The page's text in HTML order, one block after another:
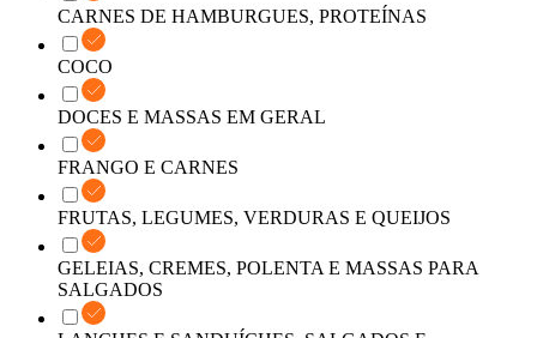
CARNES DE HAMBURGUES, PROTEÍNAS
COCO
DOCES E MASSAS EM GERAL
FRANGO E CARNES
FRUTAS, LEGUMES, VERDURAS E QUEIJOS
GELEIAS, CREMES, POLENTA E MASSAS PARA
SALGADOS